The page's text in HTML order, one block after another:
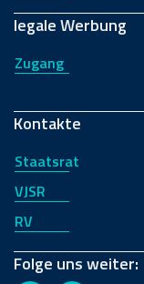
legale Werbung
Zugang
Kontakte
Staatsrat
VJSR
RV
Folge uns weiter: